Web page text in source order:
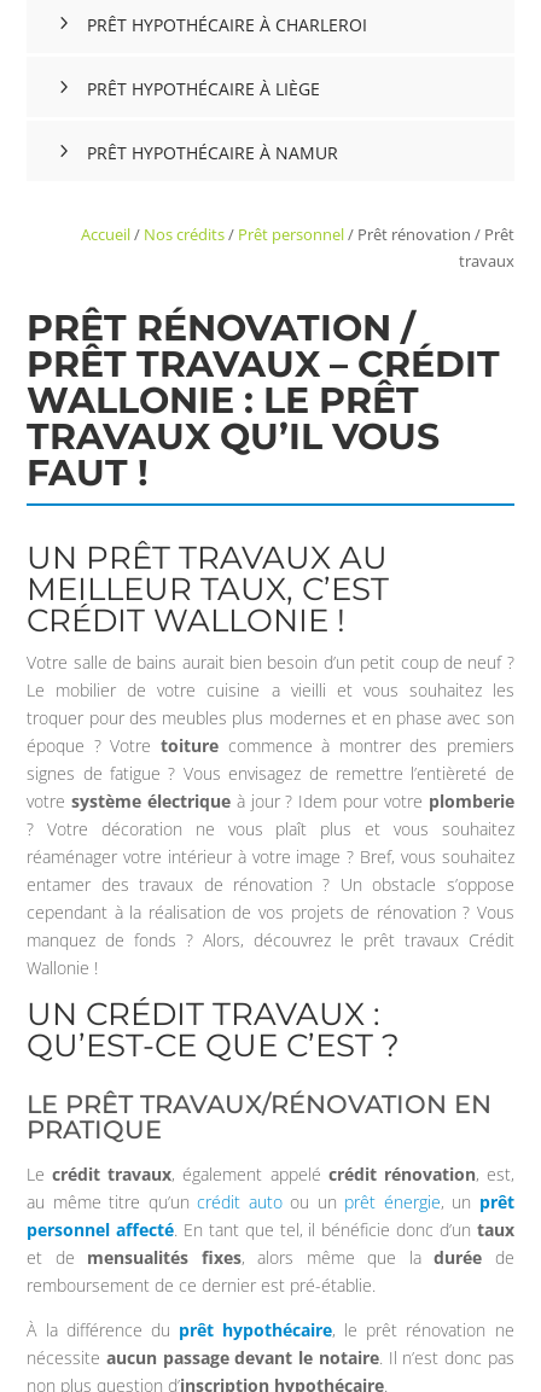
PRÊT HYPOTHÉCAIRE À CHARLEROI
PRÊT HYPOTHÉCAIRE À LIÈGE
PRÊT HYPOTHÉCAIRE À NAMUR
Accueil/ Nos crédits/ Prêt personnel/ Prêt rénovation / Prêt
travaux
PRÊT RÉNOVATION /
PRÊT TRAVAUX – CRÉDIT
WALLONIE : LE PRÊT
TRAVAUX QU’IL VOUS
FAUT !
UN PRÊT TRAVAUX AU
MEILLEUR TAUX, C’EST
CRÉDIT WALLONIE !
Votre salle de bains aurait bien besoin d’un petit coup de neuf ?
Le mobilier de votre cuisine a vieilli et vous souhaitez les
troquer pour des meubles plus modernes et en phase avec son
époque ? Votre toiturecommence à montrer des premiers
signes de fatigue ? Vous envisagez de remettre l’entièreté de
votresystème électrique à jour ? Idem pour votre plomberie
? Votre décoration ne vous plaît plus et vous souhaitez
réaménager votre intérieur à votre image ? Bref, vous souhaitez
entamer des travaux de rénovation ? Un obstacle s’oppose
cependant à la réalisation de vos projets de rénovation ? Vous
manquez de fonds ? Alors, découvrez le prêt travaux Crédit
Wallonie !
UN CRÉDIT TRAVAUX :
QU’EST-CE QUE C’EST ?
LE PRÊT TRAVAUX/RÉNOVATION EN
PRATIQUE
Le crédit travaux, également appelé crédit rénovation, est,
au même titre qu’uncrédit autoou un prêt énergie, un prêt
personnel affecté. En tant que tel, il bénéficie donc d’un taux
et de mensualités fixes, alors même que ladurée de
remboursement de ce dernier est pré-établie.
À la différence du prêt hypothécaire, le prêt rénovation ne
nécessiteaucun passage devant le notaire. Il n’est donc pas
non plus question d’inscription hypothécaire.